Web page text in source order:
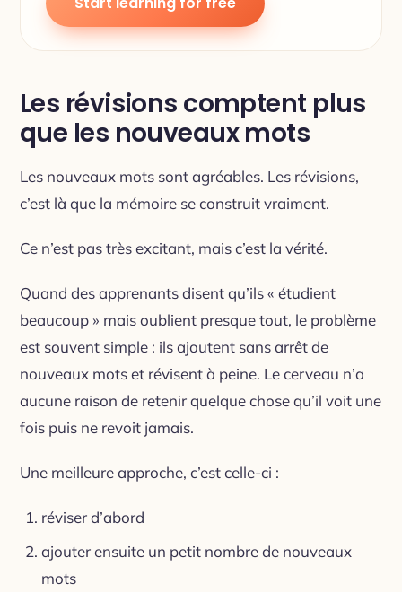
Les révisions comptent plus
que les nouveaux mots
Les nouveaux mots sont agréables. Les révisions,
c’est là que la mémoire se construit vraiment.
Ce n’est pas très excitant, mais c’est la vérité.
Quand des apprenants disent qu’ils « étudient
beaucoup » mais oublient presque tout, le problème
est souvent simple : ils ajoutent sans arrêt de
nouveaux mots et révisent à peine. Le cerveau n’a
aucune raison de retenir quelque chose qu’il voit une
fois puis ne revoit jamais.
Une meilleure approche, c’est celle-ci :
réviser d’abord
ajouter ensuite un petit nombre de nouveaux
mots